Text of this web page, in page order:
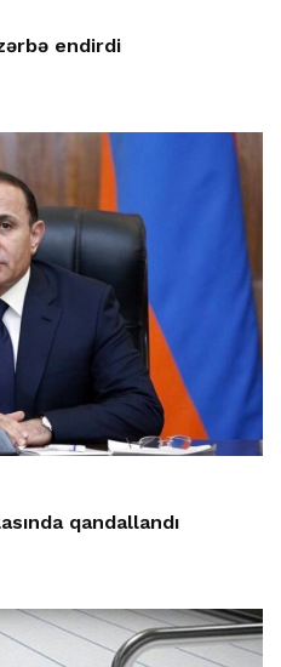
endirdi
qandallandı